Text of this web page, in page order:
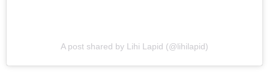
A post shared by Lihi Lapid (@lihilapid)